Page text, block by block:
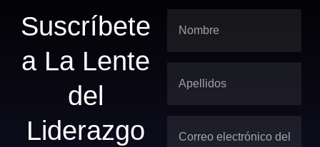
Suscríbete
a La Lente
del
Liderazgo